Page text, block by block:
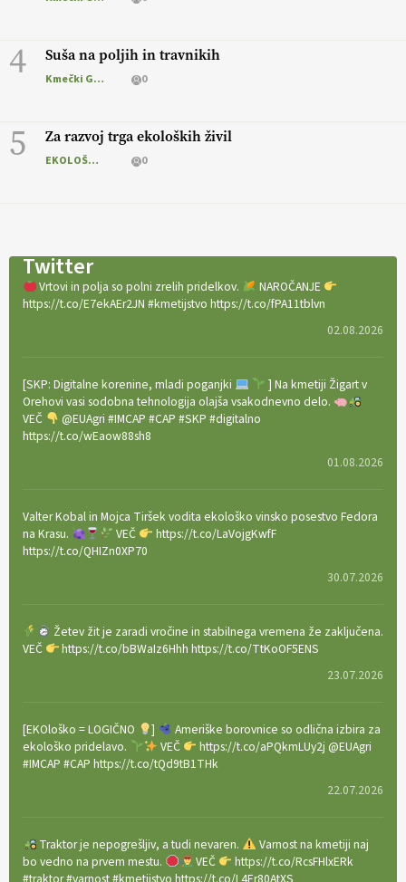
4 Suša na poljih in travnikih
Kmečki Glas 0
5 Za razvoj trga ekoloških živil
EKOLOŠKO LOGIČNO 0
Twitter
Vrtovi in polja so polni zrelih pridelkov.
NAROČANJE
https://t.co/E7ekAEr2JN #kmetijstvo https://t.co/fPA11tblvn
02.08.2026
[SKP: Digitalne korenine, mladi poganjki
] Na kmetiji Žigart v
Orehovi vasi sodobna tehnologija olajša vsakodnevno delo.
VEČ
@EUAgri #IMCAP #CAP #SKP #digitalno
https://t.co/wEaow88sh8
01.08.2026
Valter Kobal in Mojca Tiršek vodita ekološko vinsko posestvo Fedora
na Krasu.
VEČ
https://t.co/LaVojgKwfF
https://t.co/QHIZn0XP70
30.07.2026
Žetev žit je zaradi vročine in stabilnega vremena že zaključena.
VEČ
https://t.co/bBWaIz6Hhh https://t.co/TtKoOF5ENS
23.07.2026
[EKOloško = LOGIČNO ]
Ameriške borovnice so odlična izbira za
ekološko pridelavo.
VEČ
https://t.co/aPQkmLUy2j @EUAgri
#IMCAP #CAP https://t.co/tQd9tB1THk
22.07.2026
Traktor je nepogrešljiv, a tudi nevaren.
Varnost na kmetiji naj
bo vedno na prvem mestu.
VEČ
https://t.co/RcsFHlxERk